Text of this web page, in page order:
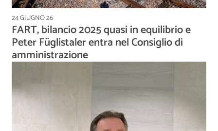
24 GIUGNO 26
FART, bilancio 2025 quasi in equilibrio e
Peter Füglistaler entra nel Consiglio di
amministrazione